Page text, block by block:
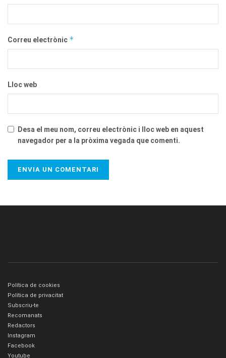
Correu electrònic *
Lloc web
Desa el meu nom, correu electrònic i lloc web en aquest
navegador per a la pròxima vegada que comenti.
Política de cookies
Política de privacitat
Subscriu-te
Recomanats
Redactors
Instagram
Facebook
Youtube